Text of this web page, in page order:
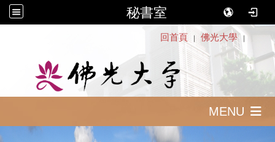
秘書室
回首頁 ｜ 佛光大學 ｜
MENU